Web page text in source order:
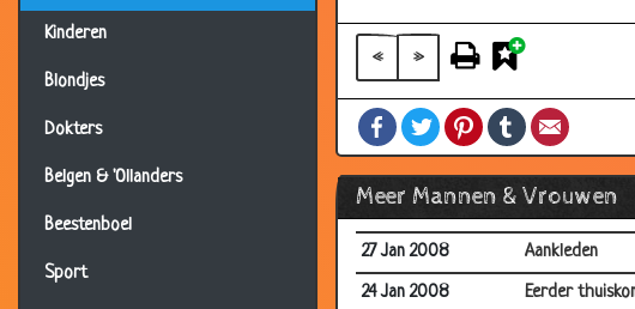
Kinderen
Blondjes
Dokters
Belgen & 'Ollanders
Beestenboel
Sport
« »
FacebookTwitterPinterestTumblr
Meer Mannen & Vrouwen
31 Jan 2008
Toppunt van
31 Jan 2008
Onder de plak
28 Jan 2008
Romantische
27 Jan 2008
Aankleden
24 Jan 2008
Eerder